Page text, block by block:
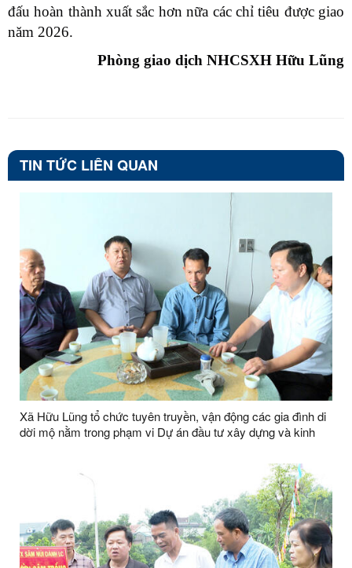
đấu hoàn thành xuất sắc hơn nữa các chỉ tiêu được giao
năm 2026.
Phòng giao dịch NHCSXH Hữu Lũng
TIN TỨC LIÊN QUAN
Xã Hữu Lũng tổ chức tuyên truyền, vận động các gia đình di
dời mộ nằm trong phạm vi Dự án đầu tư xây dựng và kinh